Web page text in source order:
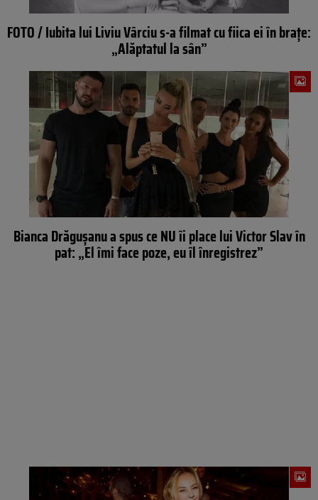
FOTO / Iubita lui Liviu Vârciu s-a filmat cu fiica ei în braţe:
„Alăptatul la sân”
Bianca Drăguşanu a spus ce NU îi place lui Victor Slav în
pat: „El îmi face poze, eu îl înregistrez”